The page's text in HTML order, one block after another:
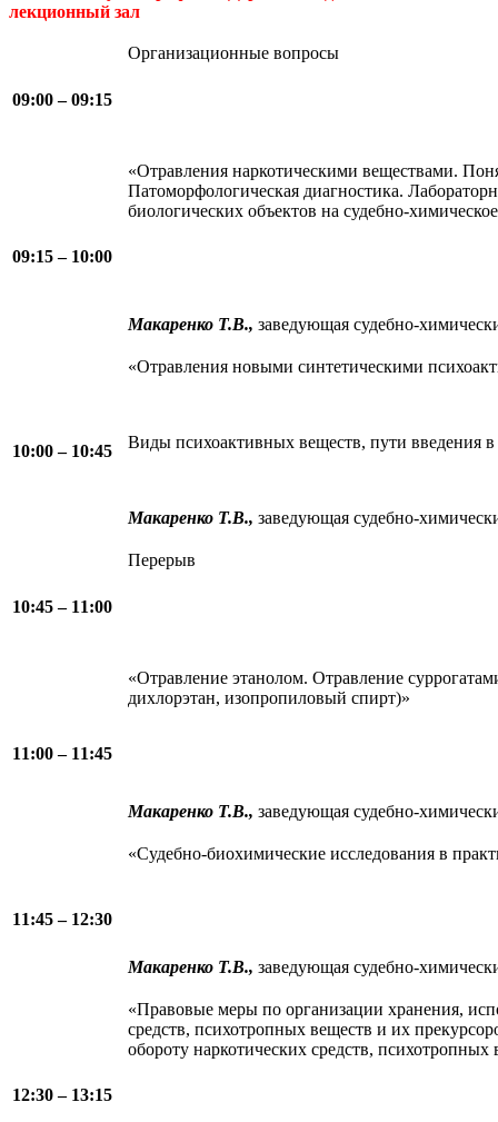
лекционный зал
09:00 – 09:15
Организационные вопросы
09:15 – 10:00
«Отравления наркотическими веществами.
Патоморфологическая диагностика.
биологических объектов на судебно-
Макаренко Т.В., заведующая судебно-
10:00 – 10:45
«Отравления новыми синтетическими
Виды психоактивных веществ, пути введения в
Макаренко Т.В., заведующая судебно-
10:45 – 11:00
Перерыв
11:00 – 11:45
«Отравление этанолом. Отравление
дихлорэтан, изопропиловый спирт)»
Макаренко Т.В., заведующая судебно-
11:45 – 12:30
«Судебно-биохимические исследования в
Макаренко Т.В., заведующая судебно-
12:30 – 13:15
«Правовые меры по организации хранения,
средств, психотропных веществ и их
обороту наркотических средств,